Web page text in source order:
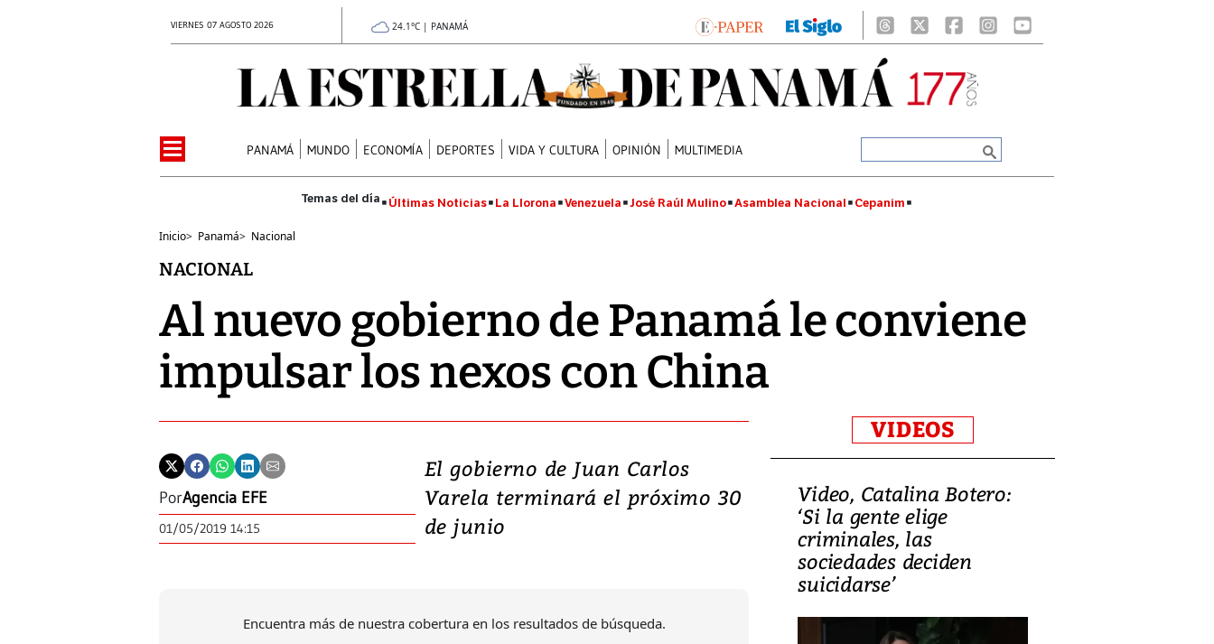
VIERNES 07 AGOSTO 2026 24.1°C | PANAMÁ
PANAMÁ MUNDO ECONOMÍA DEPORTES VIDA Y CULTURA OPINIÓN MULTIMEDIA
Últimas Noticias La Llorona Venezuela José Raúl Mulino Asamblea Nacional Cepanim
Inicio> Panamá> Nacional
NACIONAL
Al nuevo gobierno de Panamá le conviene
impulsar los nexos con China
PorAgencia EFE
01/05/2019 14:15
El gobierno de Juan Carlos
Varela terminará el próximo 30
de junio
Encuentra más de nuestra cobertura en los resultados de búsqueda.
VIDEOS
Video, Japón: Terremoto
deja heridos y graves
Video, Catalina Botero:
‘Si la gente elige
criminales, las
sociedades deciden
suicidarse’